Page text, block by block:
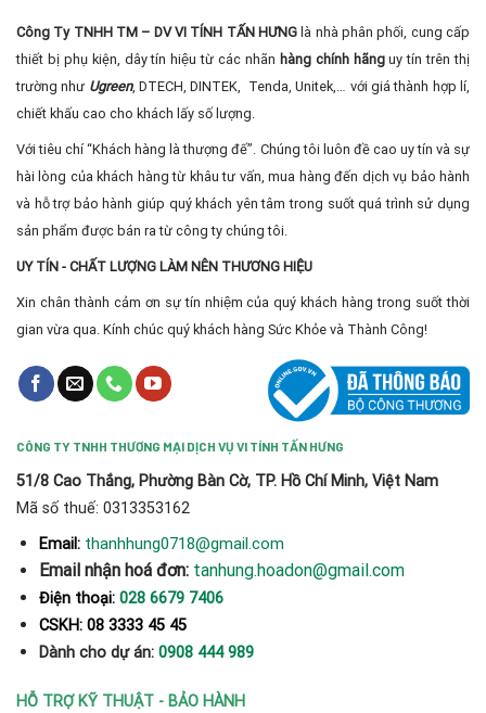
Công Ty TNHH TM – DV VI TÍNH TẤN HƯNG là nhà phân phối, cung cấp
thiết bị phụ kiện, dây tín hiệu từ các nhãn hàng chính hãnguy tín trên thị
trường như Ugreen, DTECH, DINTEK, Tenda, Unitek,… với giá thành hợp lí,
chiết khấu cao cho khách lấy số lượng.
Với tiêu chí “Khách hàng là thượng đế”. Chúng tôi luôn đề cao uy tín và sự
hài lòng của khách hàng từ khâu tư vấn, mua hàng đến dịch vụ bảo hành
và hỗ trợ bảo hành giúp quý khách yên tâm trong suốt quá trình sử dụng
sản phẩm được bán ra từ công ty chúng tôi.
UY TÍN - CHẤT LƯỢNG LÀM NÊN THƯƠNG HIỆU
Xin chân thành cảm ơn sự tín nhiệm của quý khách hàng trong suốt thời
gian vừa qua. Kính chúc quý khách hàng Sức Khỏe và Thành Công!
CÔNG TY TNHH THƯƠNG MẠI DỊCH VỤ VI TÍNH TẤN HƯNG
51/8 Cao Thắng, Phường Bàn Cờ, TP. Hồ Chí Minh, Việt Nam
Mã số thuế: 0313353162
Email: thanhhung0718@gmail.com
Email nhận hoá đơn: tanhung.hoadon@gmail.com
Điện thoại: 028 6679 7406
CSKH: 08 3333 45 45
Dành cho dự án: 0908 444 989
HỖ TRỢ KỸ THUẬT - BẢO HÀNH